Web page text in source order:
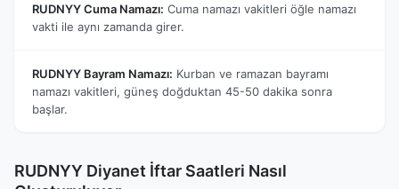
RUDNYY Cuma Namazı: Cuma namazı vakitleri öğle namazı
vakti ile aynı zamanda girer.
RUDNYY Bayram Namazı: Kurban ve ramazan bayramı
namazı vakitleri, güneş doğduktan 45-50 dakika sonra
başlar.
RUDNYY Diyanet İftar Saatleri Nasıl